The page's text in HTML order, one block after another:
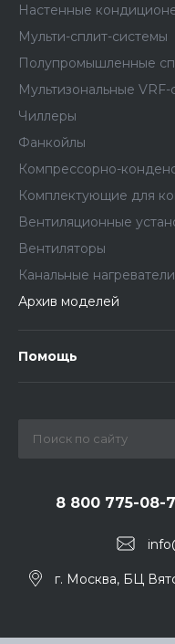
Настенные
Мульти-сплит-системы
Полупромышленные
Мультизональные
Чиллеры
Фанкойлы
Компрессорно-
Комплектующие для
Вентиляционные
Вентиляторы
Канальные нагреватели
Архив моделей
Помощь
8 800 775-08-
г. Москва, БЦ